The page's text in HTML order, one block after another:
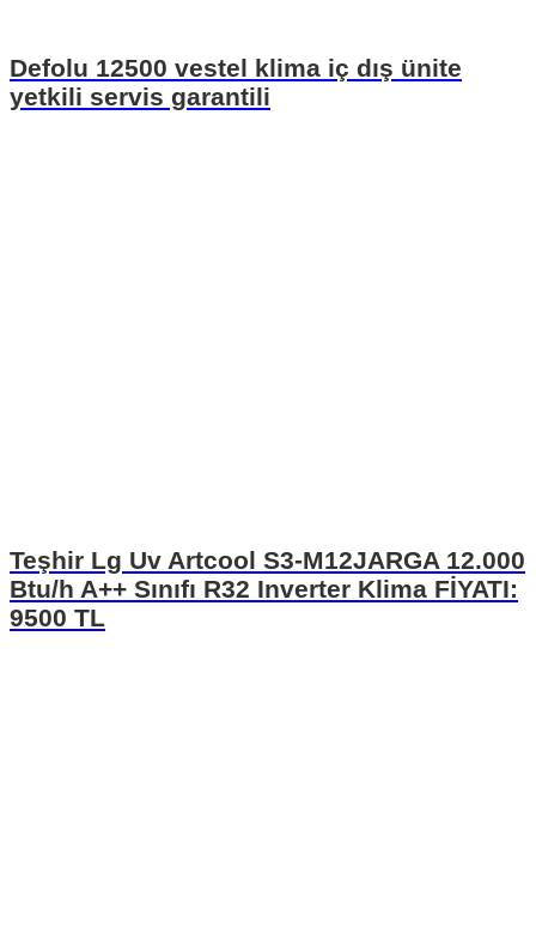
Defolu 12500 vestel klima iç dış ünite
yetkili servis garantili
Teşhir Lg Uv Artcool S3-M12JARGA 12.000
Btu/h A++ Sınıfı R32 Inverter Klima FİYATI:
9500 TL